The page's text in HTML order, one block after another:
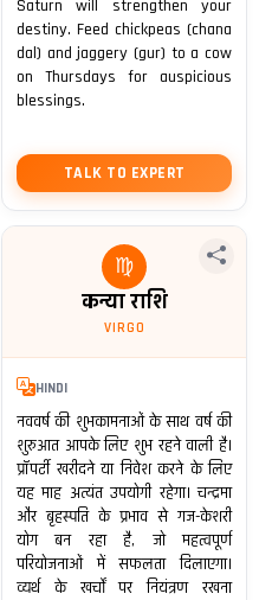
Saturn will strengthen your
destiny. Feed chickpeas (chana
dal) and jaggery (gur) to a cow
on Thursdays for auspicious
blessings.
TALK TO EXPERT
♍
कन्या राशि
VIRGO
HINDI
नववर्ष की शुभकामनाओं के साथ वर्ष की
शुरुआत आपके लिए शुभ रहने वाली है।
प्रॉपर्टी खरीदने या निवेश करने के लिए
यह माह अत्यंत उपयोगी रहेगा। चन्द्रमा
और बृहस्पति के प्रभाव से गज-केशरी
योग बन रहा है, जो महत्वपूर्ण
परियोजनाओं में सफलता दिलाएगा।
व्यर्थ के खर्चों पर नियंत्रण रखना